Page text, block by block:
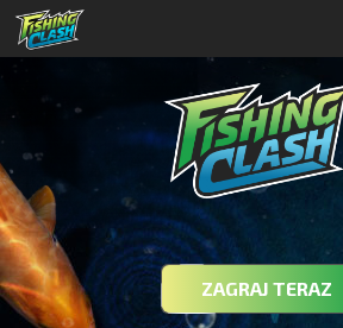
ZAGRAJ TERAZ